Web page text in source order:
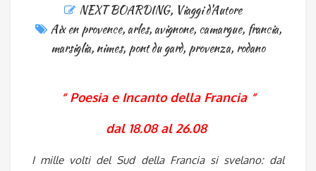
NEXT BOARDING, Viaggi d'Autore
Aix en provence,arles,avignone, camargue, francia,
marsiglia, nimes, pont du gard, provenza, rodano
“ Poesia e Incanto della Francia “
dal 18.08 al 26.08
I mille volti del Sud della Francia si svelano: dal